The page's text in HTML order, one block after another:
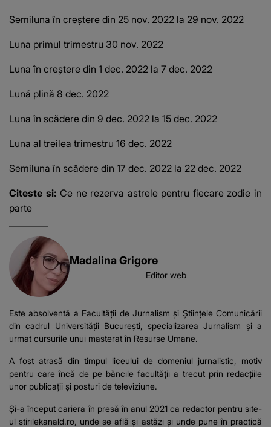
Semiluna în creștere din 25 nov. 2022 la 29 nov. 2022
Luna primul trimestru 30 nov. 2022
Luna în creștere din 1 dec. 2022 la 7 dec. 2022
Lună plină 8 dec. 2022
Luna în scădere din 9 dec. 2022 la 15 dec. 2022
Luna al treilea trimestru 16 dec. 2022
Semiluna în scădere din 17 dec. 2022 la 22 dec. 2022
Citeste si: Ce ne rezerva astrele pentru fiecare zodie in
parte
Madalina Grigore
Editor web
Este absolventă a Facultății de Jurnalism și Științele Comunicării
din cadrul Universității București, specializarea Jurnalism și a
urmat cursurile unui masterat în Resurse Umane.
A fost atrasă din timpul liceului de domeniul jurnalistic, motiv
pentru care încă de pe băncile facultății a trecut prin redacțiile
unor publicații și posturi de televiziune.
Și-a început cariera în presă în anul 2021 ca redactor pentru site-
ul stirilekanald.ro, unde se află și astăzi și unde pune în practică